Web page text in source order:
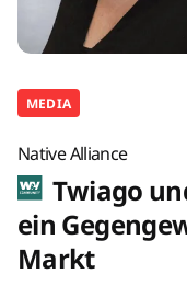
MEDIA
Native Alliance
Twiago
ein
Markt